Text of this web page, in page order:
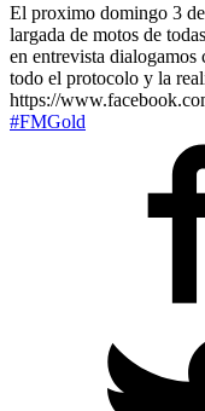
El proximo domingo 3
largada de motos de
en entrevista
todo el protocolo y la
https://
#FMGold